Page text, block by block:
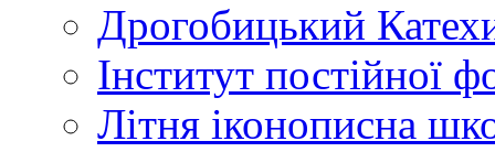
Дрогобицький
Інститут постійної
Літня іконописна